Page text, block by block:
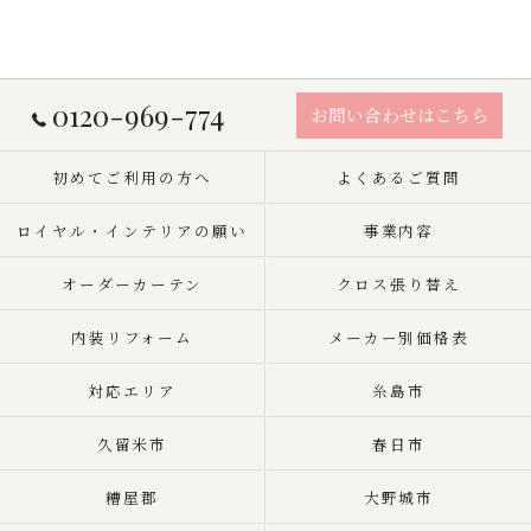
0120-969-774 お問い合わせはこちら
初めてご利用の方へ よくあるご質問
ロイヤル・インテリアの願い 事業内容
オーダーカーテン クロス張り替え
内装リフォーム メーカー別価格表
対応エリア 糸島市
久留米市 春日市
糟屋郡 大野城市